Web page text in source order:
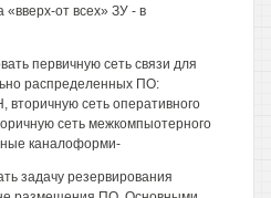
«вверх-от всех» ЗУ - в
первичную сеть связи для
распределенных ПО:
сеть оперативного
сеть межкомпыотерного
каналоформи-
задачу резервирования